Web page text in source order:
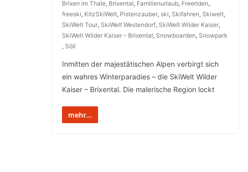
Brixen im Thale, Brixental, Familienurlaub, Freeriden,
freeski, KitzSkiWelt, Pistenzauber, ski, Skifahren, Skiwelt,
SkiWelt Tour, SkiWelt Westendorf, SkiWelt Wilder Kaiser,
SkiWelt Wilder Kaiser – Brixental, Snowboarden, Snowpark
, Söll
Inmitten der majestätischen Alpen verbirgt sich
ein wahres Winterparadies – die SkiWelt Wilder
Kaiser – Brixental. Die malerische Region lockt
mehr...